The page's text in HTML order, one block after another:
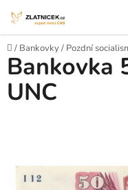
Domů
/ Bankovky/ Pozdní
Bankovka
UNC